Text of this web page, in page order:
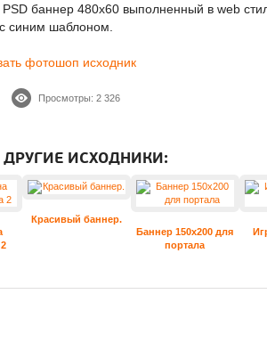
баннер 480х60 выполненный в web
синим шаблоном.
фотошоп исходник
Просмотры: 2 326
ИСХОДНИКИ:
Красивый баннер.
Баннер 150x200 для
портала